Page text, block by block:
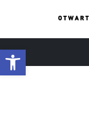
Otwórz pasek narzędzi